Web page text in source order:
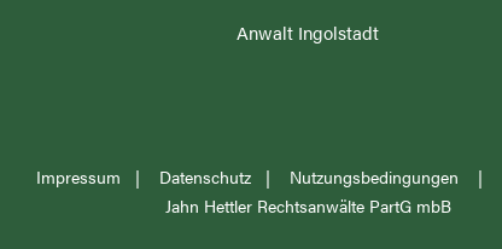
Anwalt Ingolstadt
Impressum | Datenschutz| Nutzungsbedingungen |
Jahn Hettler Rechtsanwälte PartG mbB